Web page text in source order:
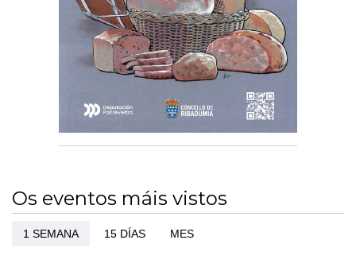
Os eventos máis vistos
1 SEMANA 15 DÍAS MES